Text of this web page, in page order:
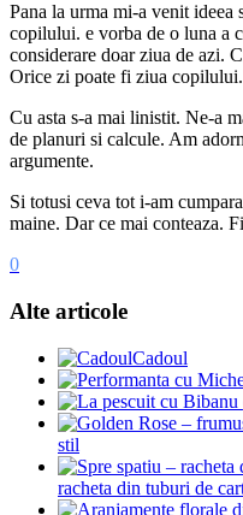
Pana la urma mi-a venit ideea
copilului. e vorba de o luna a
considerare doar ziua de azi.
Orice zi poate fi ziua copilului.
Cu asta s-a mai linistit. Ne-a
de planuri si calcule. Am
argumente.
Si totusi ceva tot i-am
maine. Dar ce mai conteaza.
0
Alte articole
Cadoul
stil
racheta din tuburi de